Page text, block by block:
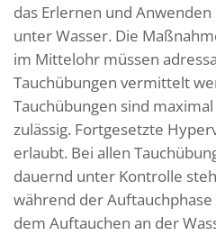
das Erlernen und
unter Wasser. Die
im Mittelohr müssen
Tauchübungen vermittelt
Tauchübungen sind
zulässig. Fortgesetzte
erlaubt. Bei allen
dauernd unter Kontrolle
während der Auftauchphase
dem Auftauchen an der